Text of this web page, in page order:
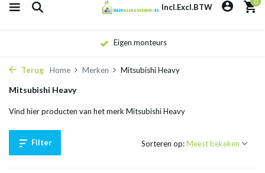
Incl.Excl.BTW
Eigen monteurs
Terug Home Merken Mitsubishi Heavy
Mitsubishi Heavy
Vind hier producten van het merk Mitsubishi Heavy
Filter Sorteren op: